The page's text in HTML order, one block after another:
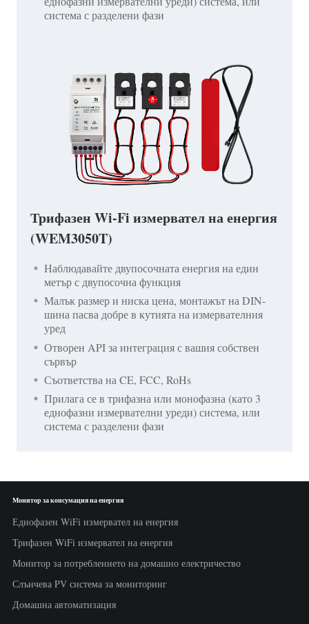
система с разделени фази
Трифазен Wi-Fi измервател на енергия
(WEM3050T)
Наблюдавайте двупосочната енергия на един
метър с двупосочна функция
Малък размер и ниска цена, монтажът на DIN-
шина пасва добре в кутията на измервателния
уред
Отворен API за интеграция с вашия собствен
сървър
Съответства на CE, FCC, RoHs
Прилага се в трифазна или монофазна (като 3
еднофазни измервателни уреди) система, или
система с разделени фази
Монитор за консумация на енергия
Еднофазен WiFi измервател на енергия
Трифазен WiFi измервател на енергия
Монитор за потреблението на домашно електричество
Слънчева PV система за мониторинг
Домашна автоматизация